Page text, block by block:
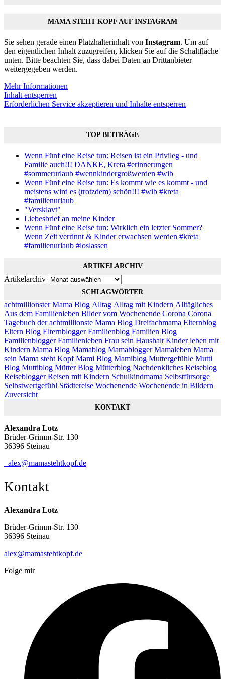
MAMA STEHT KOPF AUF INSTAGRAM
Sie sehen gerade einen Platzhalterinhalt von Instagram. Um auf
den eigentlichen Inhalt zuzugreifen, klicken Sie auf die Schaltfläche
unten. Bitte beachten Sie, dass dabei Daten an Drittanbieter
weitergegeben werden.
Mehr Informationen
Inhalt entsperren
Erforderlichen Service akzeptieren und Inhalte entsperren
TOP BEITRÄGE
Wenn Fünf eine Reise tun: Reisen ist ein Privileg - und
Familie auch!!! DANKE, Kreta #erinnerungen
#sommerurlaub #wennkindergroßwerden #wib
Wenn Fünf eine Reise tun: Es kommt wie es kommt - und
meistens wird es (trotzdem) schön!!! #wib #kreta
#familienurlaub
"Versklavt"
Liebesbrief an meine Kinder
Wenn Fünf eine Reise tun: Wirklich ein letzter Sommer?
Wenn Zeit verrinnt & Kinder erwachsen werden #kreta
#familienurlaub #loslassen
ARTIKELARCHIV
Artikelarchiv
SCHLAGWÖRTER
achtmillionster Mama Blog Alltag Alltag mit Kindern Alltägliches
Aus dem Familienleben Bilder vom Wochenende Corona Corona
Tagebuch der achtmillionste Mama Blog Dreifachmama Elternblog
Eltern Blog Elternblogger Familienblog Familien Blog
Familienblogger Familienleben Frau sein Haushalt Kinder leben mit
Kindern Mama Blog Mamablog Mamablogger Mamaleben Mama
sein Mama steht Kopf Mami Blog Mamiblog Muttergefühle Mutti
Blog Muttiblog Mütter Blog Mütterblog Nachdenkliches Reiseblog
Reiseblogger Reisen mit Kindern Schulkindmama Selbstfürsorge
Selbstwertgefühl Städtereise Wochenende Wochenende in Bildern
Zuversicht
KONTAKT
Alexandra Lotz
Brüder-Grimm-Str. 130
36396 Steinau
alex@mamastehtkopf.de
Kontakt
Alexandra Lotz
Brüder-Grimm-Str. 130
36396 Steinau
alex@mamastehtkopf.de
Folge mir